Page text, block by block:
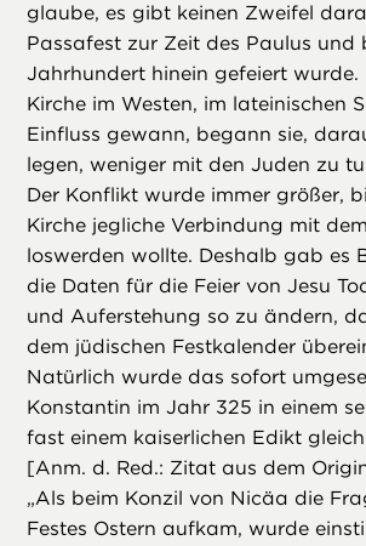
glaube, es gibt keinen Zweifel
Passafest zur Zeit des Paulus und
Jahrhundert hinein gefeiert wurde.
Kirche im Westen, im lateinischen
Einfluss gewann, begann sie,
legen, weniger mit den Juden zu
Der Konflikt wurde immer größer,
Kirche jegliche Verbindung mit
loswerden wollte. Deshalb gab es
die Daten für die Feier von Jesu
und Auferstehung so zu ändern,
dem jüdischen Festkalender
Natürlich wurde das sofort
Konstantin im Jahr 325 in einem
fast einem kaiserlichen Edikt
[Anm. d. Red.: Zitat aus dem
„Als beim Konzil von Nicäa die
Festes Ostern aufkam, wurde